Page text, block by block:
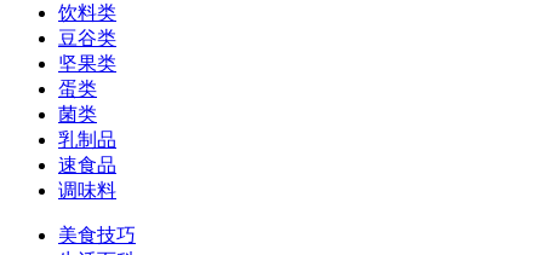
饮料类
豆谷类
坚果类
蛋类
菌类
乳制品
速食品
调味料
美食技巧